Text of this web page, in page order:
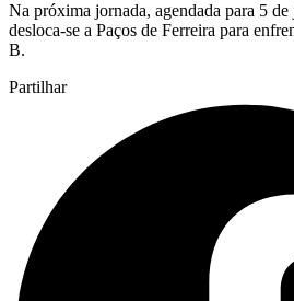
Na próxima jornada, agendada para 5
desloca-se a Paços de Ferreira para
B.
Partilhar